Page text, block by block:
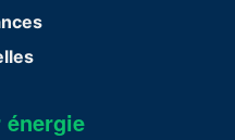
énergie